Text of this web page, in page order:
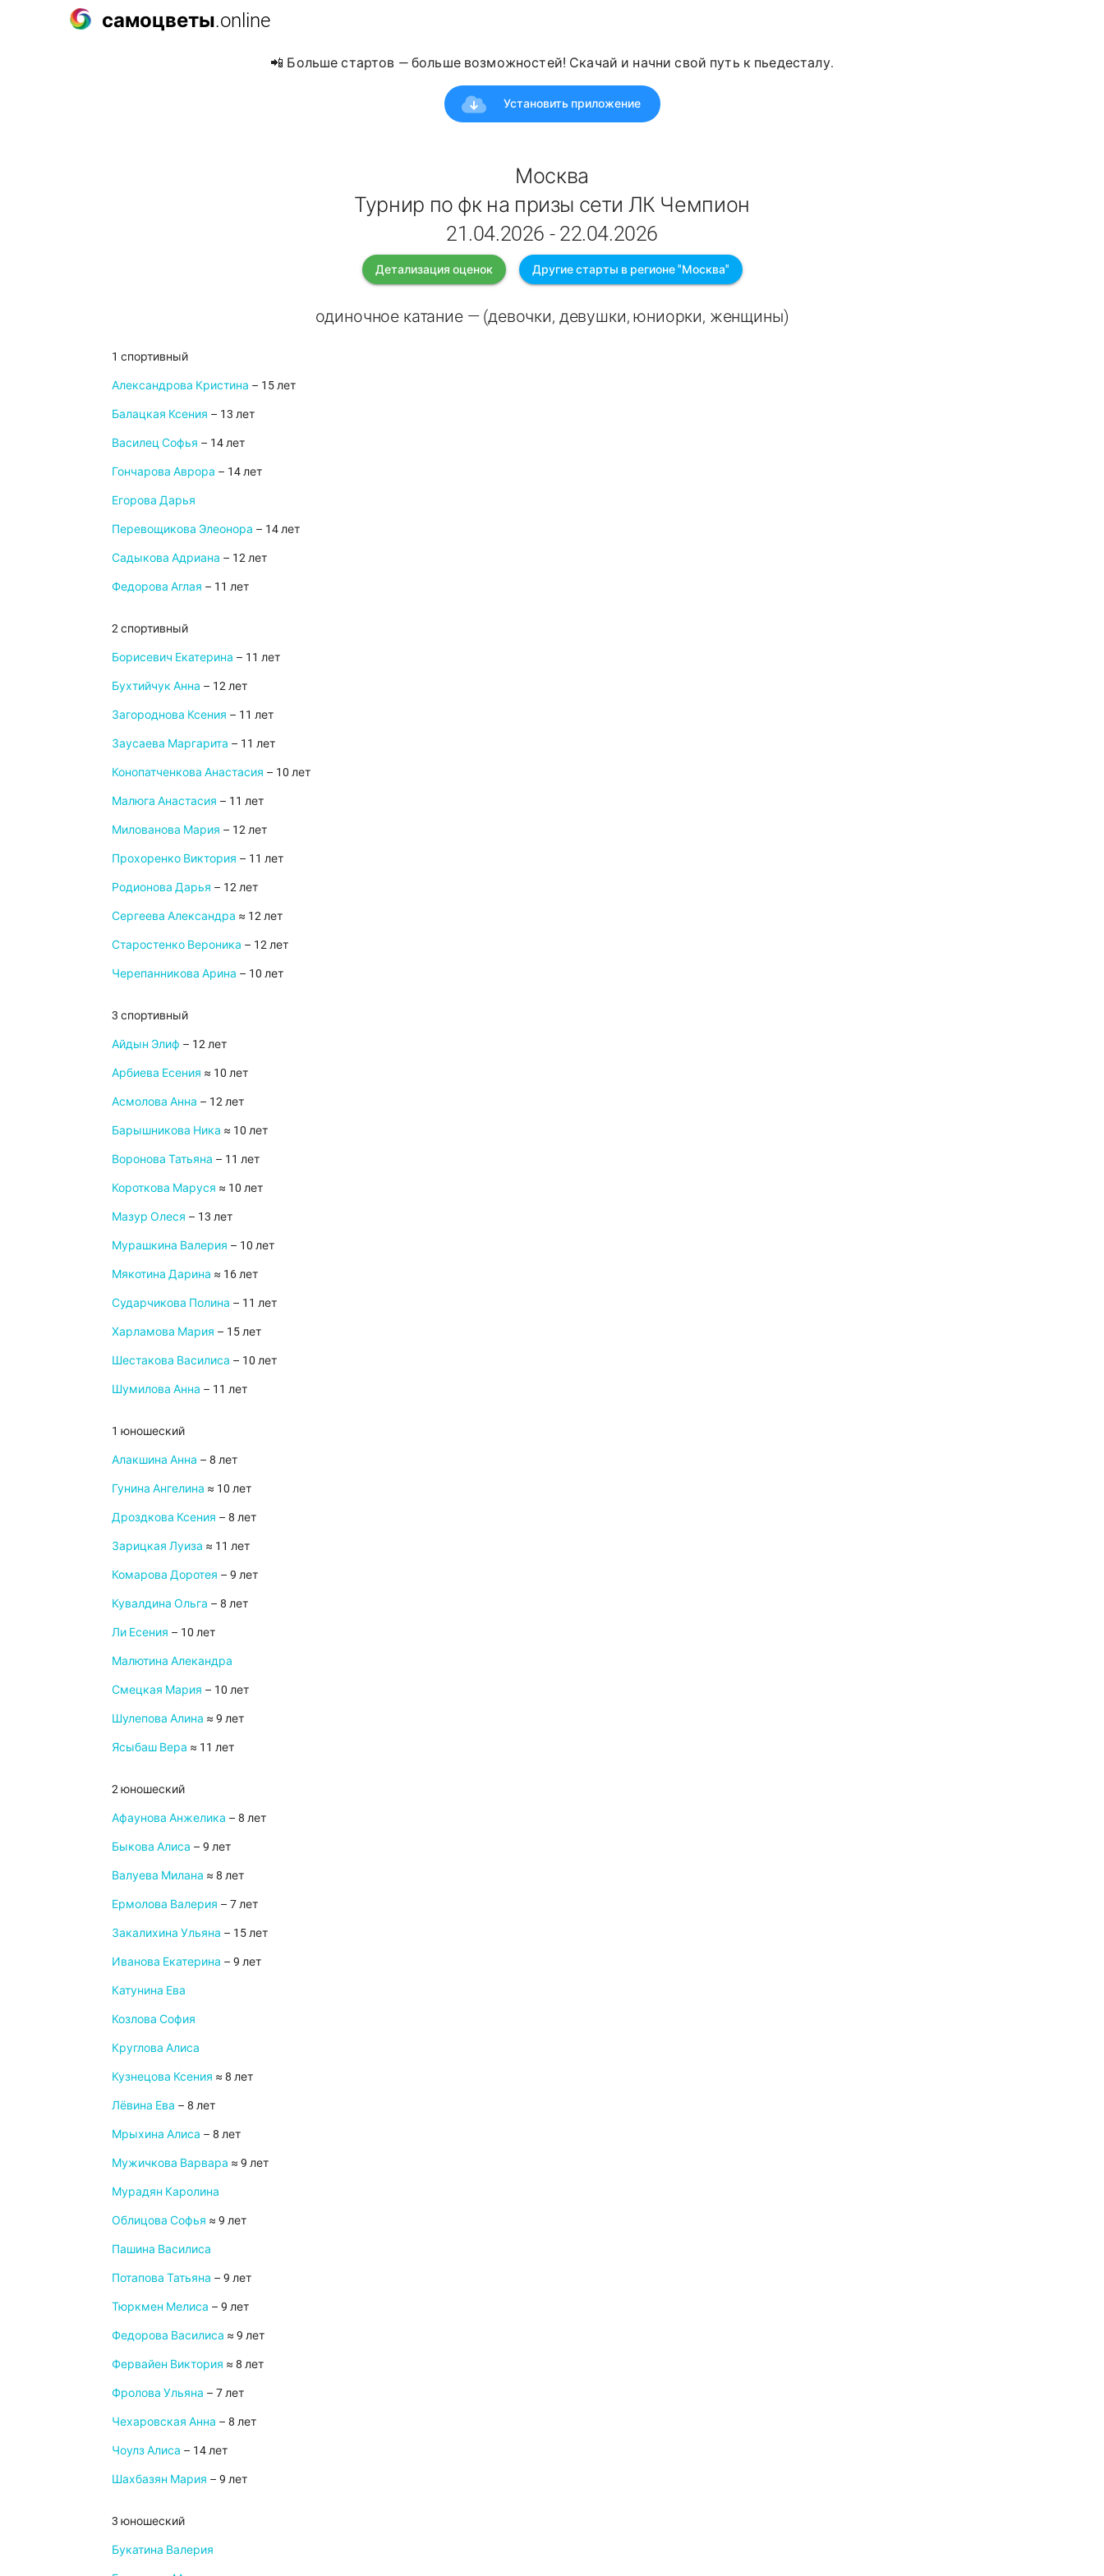
самоцветы.online
📲 Больше стартов — больше возможностей! Скачай и начни свой путь к пьедесталу.
Установить приложение
Москва
Турнир по фк на призы сети ЛК Чемпион
21.04.2026 - 22.04.2026
Детализация оценок Другие старты в регионе "Москва"
одиночное катание — (девочки, девушки, юниорки, женщины)
1 спортивный
Александрова Кристина – 15 лет
Балацкая Ксения – 13 лет
Василец Софья – 14 лет
Гончарова Аврора – 14 лет
Егорова Дарья
Перевощикова Элеонора – 14 лет
Садыкова Адриана – 12 лет
Федорова Аглая – 11 лет
2 спортивный
Борисевич Екатерина – 11 лет
Бухтийчук Анна – 12 лет
Загороднова Ксения – 11 лет
Заусаева Маргарита – 11 лет
Конопатченкова Анастасия – 10 лет
Малюга Анастасия – 11 лет
Милованова Мария – 12 лет
Прохоренко Виктория – 11 лет
Родионова Дарья – 12 лет
Сергеева Александра ≈ 12 лет
Старостенко Вероника – 12 лет
Черепанникова Арина – 10 лет
3 спортивный
Айдын Элиф – 12 лет
Арбиева Есения ≈ 10 лет
Асмолова Анна – 12 лет
Барышникова Ника ≈ 10 лет
Воронова Татьяна – 11 лет
Короткова Маруся ≈ 10 лет
Мазур Олеся – 13 лет
Мурашкина Валерия – 10 лет
Мякотина Дарина ≈ 16 лет
Сударчикова Полина – 11 лет
Харламова Мария – 15 лет
Шестакова Василиса – 10 лет
Шумилова Анна – 11 лет
1 юношеский
Алакшина Анна – 8 лет
Гунина Ангелина ≈ 10 лет
Дроздкова Ксения – 8 лет
Зарицкая Луиза ≈ 11 лет
Комарова Доротея – 9 лет
Кувалдина Ольга – 8 лет
Ли Есения – 10 лет
Малютина Алекандра
Смецкая Мария – 10 лет
Шулепова Алина ≈ 9 лет
Ясыбаш Вера ≈ 11 лет
2 юношеский
Афаунова Анжелика – 8 лет
Быкова Алиса – 9 лет
Валуева Милана ≈ 8 лет
Ермолова Валерия – 7 лет
Закалихина Ульяна – 15 лет
Иванова Екатерина – 9 лет
Катунина Ева
Козлова София
Круглова Алиса
Кузнецова Ксения ≈ 8 лет
Лёвина Ева – 8 лет
Мрыхина Алиса – 8 лет
Мужичкова Варвара ≈ 9 лет
Мурадян Каролина
Облицова Софья ≈ 9 лет
Пашина Василиса
Потапова Татьяна – 9 лет
Тюркмен Мелиса – 9 лет
Федорова Василиса ≈ 9 лет
Фервайен Виктория ≈ 8 лет
Фролова Ульяна – 7 лет
Чехаровская Анна – 8 лет
Чоулз Алиса – 14 лет
Шахбазян Мария – 9 лет
3 юношеский
Букатина Валерия